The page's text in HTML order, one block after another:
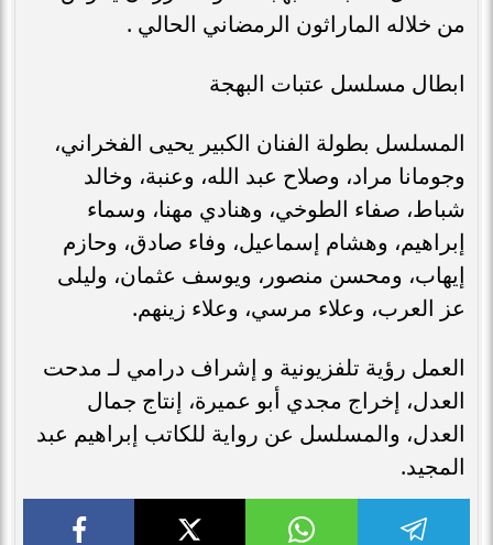
من خلاله الماراثون الرمضاني الحالي .
ابطال مسلسل عتبات البهجة
المسلسل بطولة الفنان الكبير يحيى الفخراني،
وجومانا مراد، وصلاح عبد الله، وعنبة، وخالد
شباط، صفاء الطوخي، وهنادي مهنا، وسماء
إبراهيم، وهشام إسماعيل، وفاء صادق، وحازم
إيهاب، ومحسن منصور، ويوسف عثمان، وليلى
عز العرب، وعلاء مرسي، وعلاء زينهم.
العمل رؤية تلفزيونية و إشراف درامي لـ مدحت
العدل، إخراج مجدي أبو عميرة، إنتاج جمال
العدل، والمسلسل عن رواية للكاتب إبراهيم عبد
المجيد.